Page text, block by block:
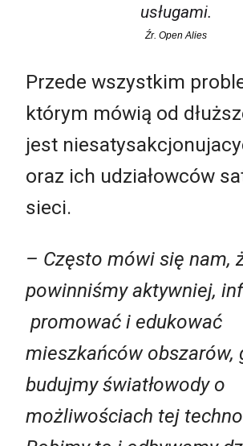
usługami.
Źr. Open Alies
Przede wszystkim
którym mówią od
jest
oraz ich udziałowców
sieci.
– Często mówi się nam,
powinniśmy aktywniej,
promować i edukować
mieszkańców obszarów,
budujmy światłowody o
możliwościach tej